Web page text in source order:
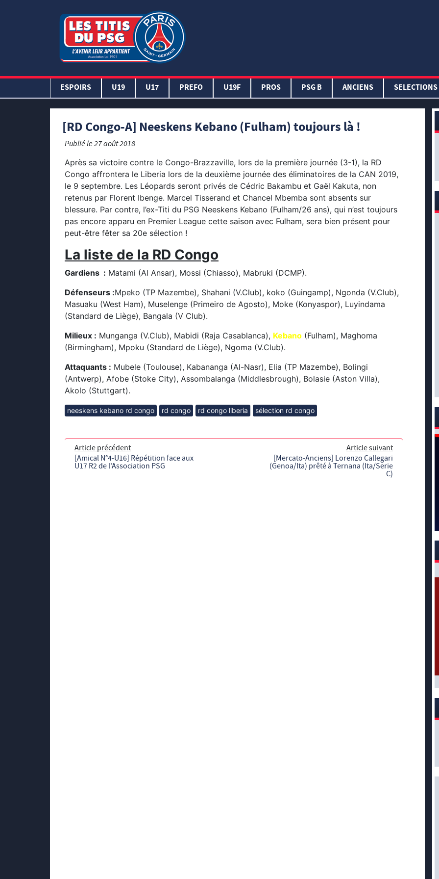
ESPOIRS U19 U17 PREFO U19F PROS PSG B ANCIENS SELECTIONS
[RD Congo-A] Neeskens Kebano (Fulham) toujours là !
Publié le27 août 2018
Après sa victoire contre le Congo-Brazzaville, lors de la première journée (3-1), la RD
Congo affrontera le Liberia lors de la deuxième journée des éliminatoires de la CAN 2019,
le 9 septembre. Les Léopards seront privés de Cédric Bakambu et Gaël Kakuta, non
retenus par Florent Ibenge. Marcel Tisserand et Chancel Mbemba sont absents sur
blessure. Par contre, l’ex-Titi du PSG Neeskens Kebano (Fulham/26 ans), qui n’est toujours
pas encore apparu en Premier League cette saison avec Fulham, sera bien présent pour
peut-être fêter sa 20e sélection !
La liste de la RD Congo
Gardiens : Matami (Al Ansar), Mossi (Chiasso), Mabruki (DCMP).
Défenseurs :Mpeko (TP Mazembe), Shahani (V.Club), koko (Guingamp), Ngonda (V.Club),
Masuaku (West Ham), Muselenge (Primeiro de Agosto), Moke (Konyaspor), Luyindama
(Standard de Liège), Bangala (V Club).
Milieux : Munganga (V.Club), Mabidi (Raja Casablanca), Kebano (Fulham), Maghoma
(Birmingham), Mpoku (Standard de Liège), Ngoma (V.Club).
Attaquants : Mubele (Toulouse), Kabananga (Al-Nasr), Elia (TP Mazembe), Bolingi
(Antwerp), Afobe (Stoke City), Assombalanga (Middlesbrough), Bolasie (Aston Villa),
Akolo (Stuttgart).
neeskens kebano rd congo rd congo rd congo liberia sélection rd congo
Article précédent
[Amical N°4-U16] Répétition face aux
U17 R2 de l'Association PSG
Article suivant
[Mercato-Anciens] Lorenzo Callegari
(Genoa/Ita) prêté à Ternana (Ita/Serie
C)